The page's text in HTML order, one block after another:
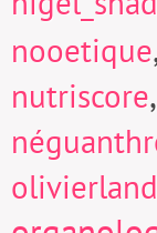
nooetique
nutriscore,